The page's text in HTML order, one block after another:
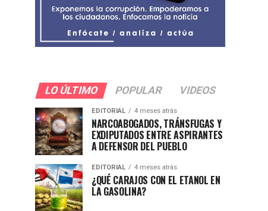
LO ÚLTIMO POPULAR VIDEOS
EDITORIAL 4 meses atrás
NARCOABOGADOS, TRÁNSFUGAS Y
EXDIPUTADOS ENTRE ASPIRANTES
A DEFENSOR DEL PUEBLO
EDITORIAL 4 meses atrás
¿QUÉ CARAJOS CON EL ETANOL EN
LA GASOLINA?